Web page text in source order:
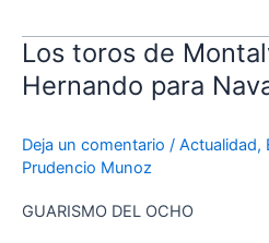
Los toros de
Hernando para
Deja un comentario / Actualidad,
Prudencio Munoz
GUARISMO DEL OCHO
Los
toros
de
y
Aurelio
Hernando